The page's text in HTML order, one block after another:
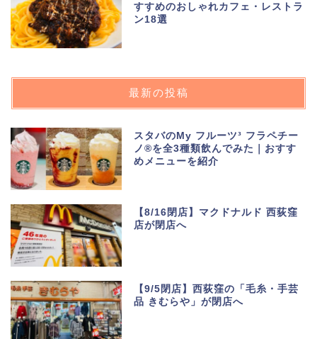
すすめのおしゃれカフェ・レストラ
ン18選
最新の投稿
スタバのMy フルーツ³ フラペチー
ノ®を全3種類飲んでみた｜おすす
めメニューを紹介
【8/16閉店】マクドナルド 西荻窪
店が閉店へ
【9/5閉店】西荻窪の「毛糸・手芸
品 きむらや」が閉店へ